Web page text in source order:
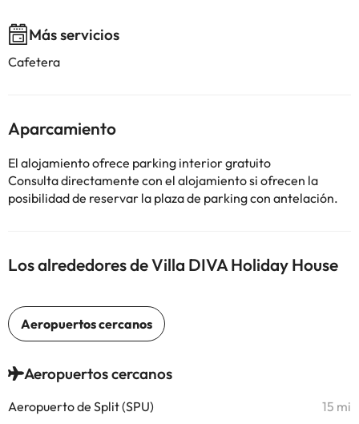
Más servicios
Cafetera
Aparcamiento
El alojamiento ofrece parking interior gratuito
Consulta directamente con el alojamiento si ofrecen la
posibilidad de reservar la plaza de parking con antelación.
Los alrededores de Villa DIVA Holiday House
Aeropuertos cercanos
Aeropuerto de Split (SPU) 15 mi